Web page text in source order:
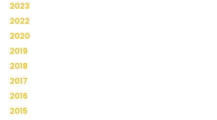
2023
2022
2020
2019
2018
2017
2016
2015